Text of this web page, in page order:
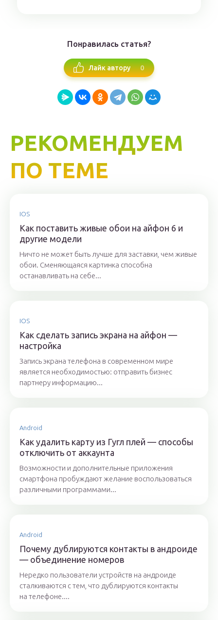
Понравилась статья?
Лайк автору 0
РЕКОМЕНДУЕМ
ПО ТЕМЕ
IOS
Как поставить живые обои на айфон 6 и
другие модели
Ничто не может быть лучше для заставки, чем живые
обои. Сменяющаяся картинка способна
останавливать на себе...
IOS
Как сделать запись экрана на айфон —
настройка
Запись экрана телефона в современном мире
является необходимостью: отправить бизнес
партнеру информацию...
Android
Как удалить карту из Гугл плей — способы
отключить от аккаунта
Возможности и дополнительные приложения
смартфона пробуждают желание воспользоваться
различными программами...
Android
Почему дублируются контакты в андроиде
— объединение номеров
Нередко пользователи устройств на андроиде
сталкиваются с тем, что дублируются контакты
на телефоне....